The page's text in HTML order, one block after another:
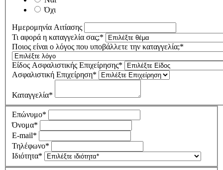
Όχι
Ημερομηνία Αιτίασης
Τι αφορά η καταγγελία σας;*
Ποιος είναι ο λόγος που υποβάλλετε την καταγγελία;*
Είδος Ασφαλιστικής Επιχείρησης*
Ασφαλιστική Επιχείρηση*
Καταγγελία*
Επώνυμο*
Όνομα*
E-mail*
Τηλέφωνο*
Ιδιότητα*